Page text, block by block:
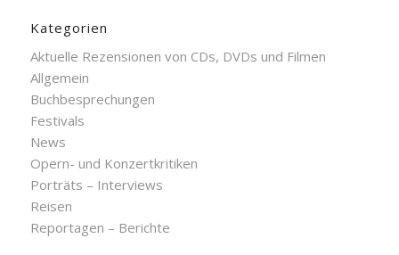
Kategorien
Aktuelle Rezensionen von CDs, DVDs und Filmen
Allgemein
Buchbesprechungen
Festivals
News
Opern- und Konzertkritiken
Porträts – Interviews
Reisen
Reportagen – Berichte